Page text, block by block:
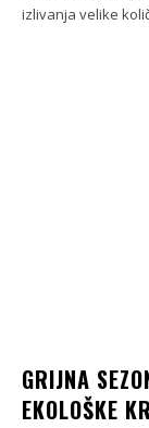
izlivanja velike
GRIJNA
EKOLOŠKE